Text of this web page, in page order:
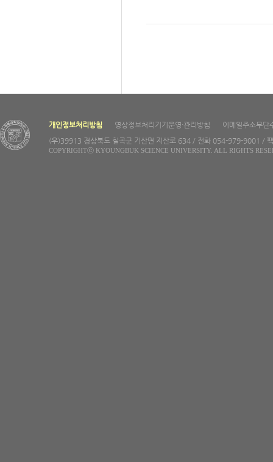
개인정보처리방침 영상정보처리기기운영·관리방침
이메일주소무단
(우)39913 경상북도 칠곡군 기산면 지산로 634 / 전화 054-979-9001 /
COPYRIGHTⓒ KYOUNGBUK SCIENCE UNIVERSITY. ALL RIGHTS